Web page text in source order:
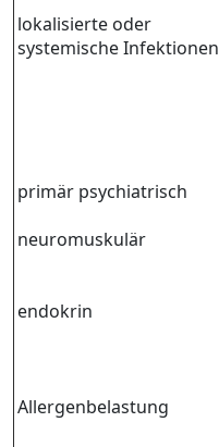
lokalisierte oder
systemische Infektionen
primär psychiatrisch
neuromuskulär
endokrin
Allergenbelastung